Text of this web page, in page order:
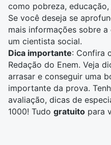
como pobreza,
Se você deseja se
mais informações sobre a
um cientista social.
Dica importante: Confira
Redação do Enem. Veja
arrasar e conseguir uma
importante da prova.
avaliação, dicas de
1000! Tudo gratuito para